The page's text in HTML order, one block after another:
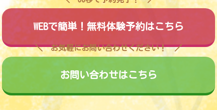
WEBで簡単！無料体験予約はこちら
お気軽にお問い合わせください！
お問い合わせはこちら